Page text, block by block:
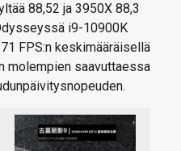
88,52 ja 3950X 88,3
i9-10900K
FPS:n keskimääräisellä
molempien saavuttaessa